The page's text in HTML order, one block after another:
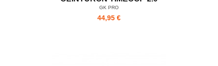
GK PRO
44,95 €